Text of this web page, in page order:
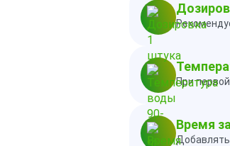
При
Время